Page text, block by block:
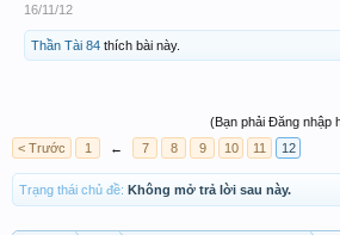
16/11/12
Thần Tài 84 thích bài này.
(Bạn phải Đăng nhập
< Trước
1 ← 7 8 9 10 11 12
Trạng thái chủ đề: Không mở trả lời sau này.